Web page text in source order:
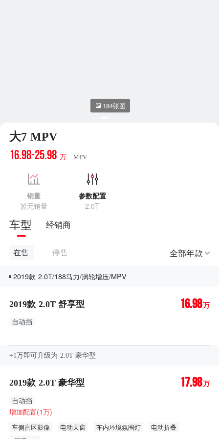
184张图
大7 MPV
16.98-25.98 万 MPV
销量
暂无销量
参数配置
2.0T
车型 经销商
在售 停售 全部年款
2019款 2.0T/188马力/涡轮增压/MPV
2019款 2.0T 舒享型 16.98万
自动挡
+1万即可升级为 2.0T 豪华型
2019款 2.0T 豪华型 17.98万
自动挡
增加配置(1万)
车侧盲区影像 电动天窗 车内环境氛围灯
电动折叠